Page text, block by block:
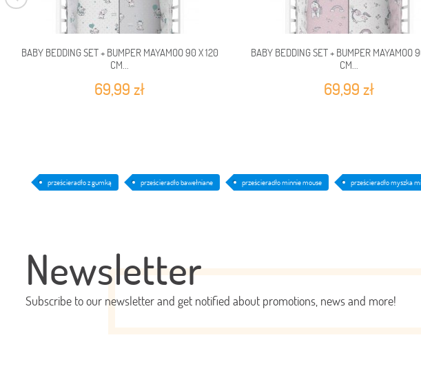
BABY BEDDING SET + BUMPER MAYAMOO 90 X 120
CM...
69,99 zł
BABY BEDDING SET + BUMPER MAYAMOO
CM...
69,99 zł
prześcieradło z gumką prześcieradło bawełniane prześcieradło minnie mouse prześcieradło myszka
Newsletter
Subscribe to our newsletter and get notified about promotions, news and more!